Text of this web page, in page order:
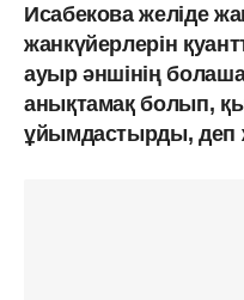
Исабекова желіде
жанкүйерлерін
ауыр әншінің
анықтамақ болып,
ұйымдастырды, деп